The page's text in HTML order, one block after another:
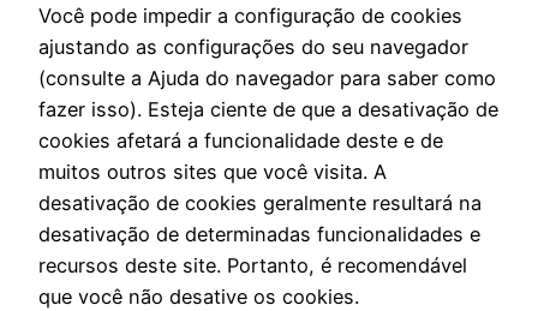
Você pode impedir a configuração de cookies
ajustando as configurações do seu navegador
(consulte a Ajuda do navegador para saber como
fazer isso). Esteja ciente de que a desativação de
cookies afetará a funcionalidade deste e de
muitos outros sites que você visita. A
desativação de cookies geralmente resultará na
desativação de determinadas funcionalidades e
recursos deste site. Portanto, é recomendável
que você não desative os cookies.